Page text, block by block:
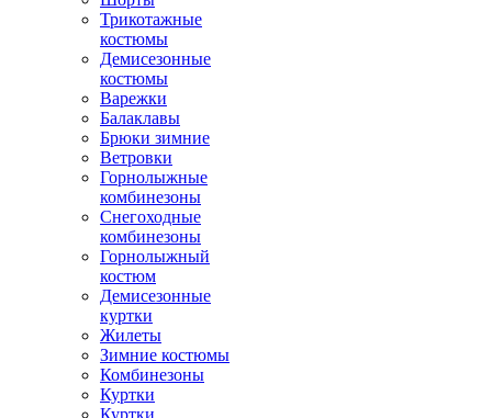
Трикотажные
костюмы
Демисезонные
костюмы
Варежки
Балаклавы
Брюки зимние
Ветровки
Горнолыжные
комбинезоны
Снегоходные
комбинезоны
Горнолыжный
костюм
Демисезонные
куртки
Жилеты
Зимние костюмы
Комбинезоны
Куртки
Куртки